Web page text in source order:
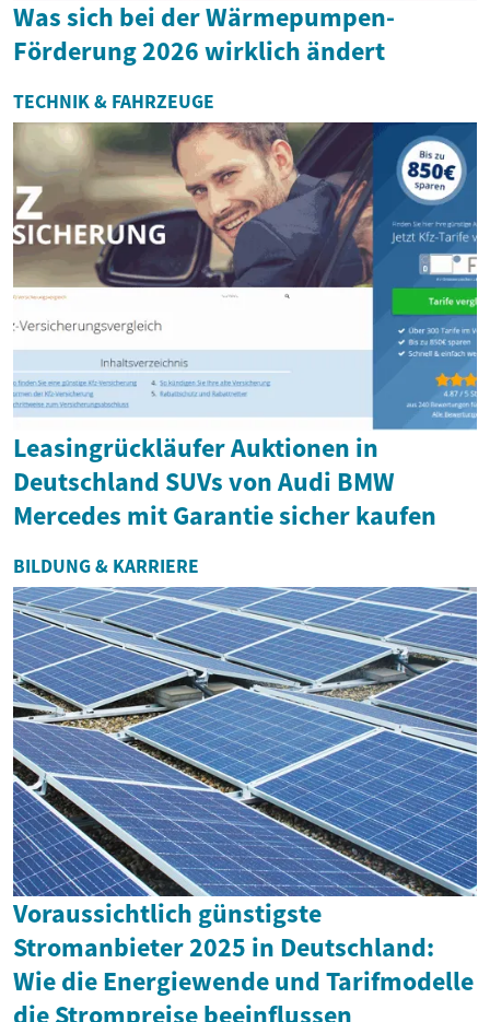
Was sich bei der Wärmepumpen-
Förderung 2026 wirklich ändert
TECHNIK & FAHRZEUGE
Leasingrückläufer Auktionen in
Deutschland SUVs von Audi BMW
Mercedes mit Garantie sicher kaufen
BILDUNG & KARRIERE
Voraussichtlich günstigste
Stromanbieter 2025 in Deutschland:
Wie die Energiewende und Tarifmodelle
die Strompreise beeinflussen